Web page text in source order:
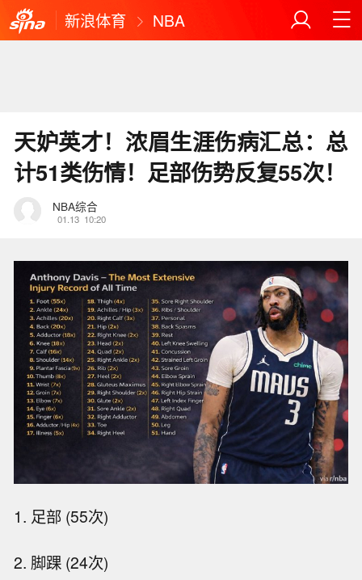
新浪体育 NBA
天妒英才！浓眉生涯伤病汇总：总
计51类伤情！足部伤势反复55次！
NBA综合
01.13 10:20
1. 足部 (55次)
2. 脚踝 (24次)